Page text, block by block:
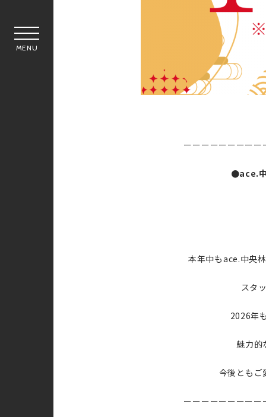
MENU
ーーーーーーーーー
●ace.中
本年中もace.中央
スタ
2026年
魅力的
今後ともご
ーーーーーーーーー